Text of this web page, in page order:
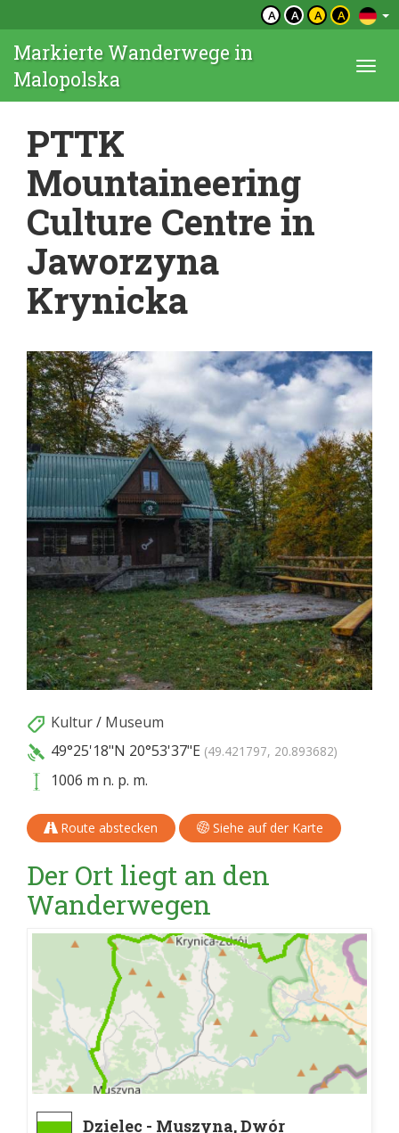
A A A A
Markierte Wanderwege in
Malopolska
PTTK
Mountaineering
Culture Centre in
Jaworzyna
Krynicka
Kultur/ Museum
49°25'18"N 20°53'37"E (49.421797, 20.893682)
1006 m n. p. m.
Route abstecken Siehe auf der Karte
Der Ort liegt an den
Wanderwegen
Dzielec - Muszyna, Dwór